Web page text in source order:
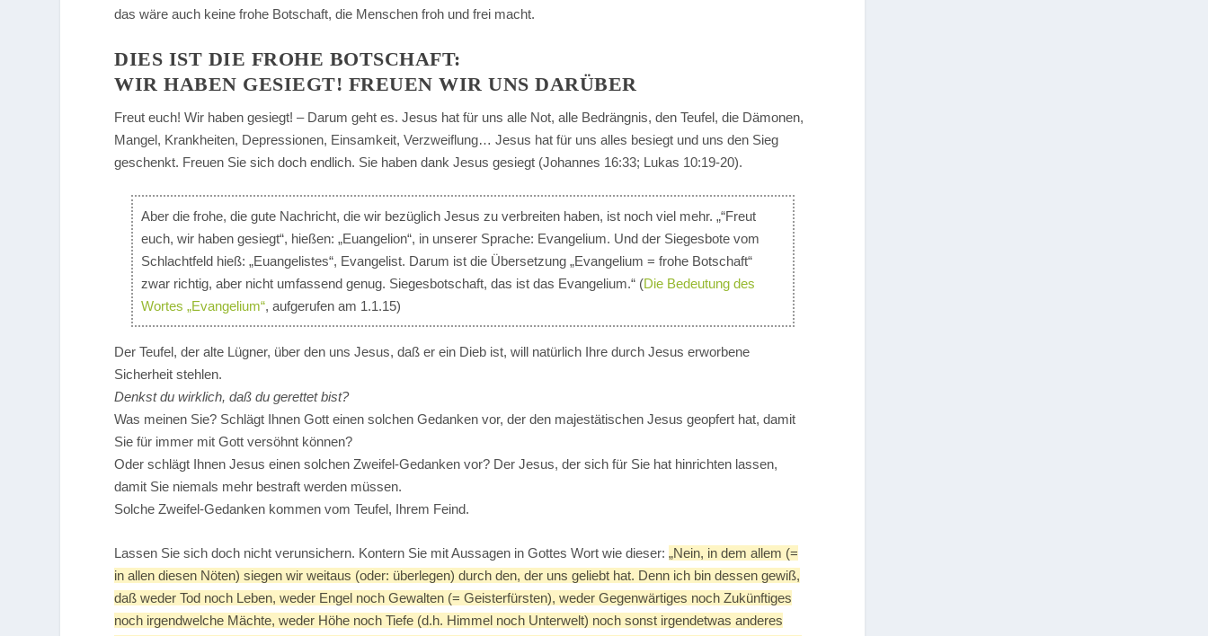
das wäre auch keine frohe Botschaft, die Menschen froh und frei macht.
DIES IST DIE FROHE BOTSCHAFT:
WIR HABEN GESIEGT! FREUEN WIR UNS DARÜBER
Freut euch! Wir haben gesiegt! – Darum geht es. Jesus hat für uns alle Not, alle Bedrängnis, den Teufel, die Dämonen,
Mangel, Krankheiten, Depressionen, Einsamkeit, Verzweiflung… Jesus hat für uns alles besiegt und uns den Sieg
geschenkt. Freuen Sie sich doch endlich. Sie haben dank Jesus gesiegt (Johannes 16:33; Lukas 10:19-20).
Aber die frohe, die gute Nachricht, die wir bezüglich Jesus zu verbreiten haben, ist noch viel mehr. „“Freut
euch, wir haben gesiegt“, hießen: „Euangelion“, in unserer Sprache: Evangelium. Und der Siegesbote vom
Schlachtfeld hieß: „Euangelistes“, Evangelist. Darum ist die Übersetzung „Evangelium = frohe Botschaft“
zwar richtig, aber nicht umfassend genug. Siegesbotschaft, das ist das Evangelium.“ (Die Bedeutung des
Wortes „Evangelium“, aufgerufen am 1.1.15)
Der Teufel, der alte Lügner, über den uns Jesus, daß er ein Dieb ist, will natürlich Ihre durch Jesus erworbene
Sicherheit stehlen.
Denkst du wirklich, daß du gerettet bist?
Was meinen Sie? Schlägt Ihnen Gott einen solchen Gedanken vor, der den majestätischen Jesus geopfert hat, damit
Sie für immer mit Gott versöhnt können?
Oder schlägt Ihnen Jesus einen solchen Zweifel-Gedanken vor? Der Jesus, der sich für Sie hat hinrichten lassen,
damit Sie niemals mehr bestraft werden müssen.
Solche Zweifel-Gedanken kommen vom Teufel, Ihrem Feind.
Lassen Sie sich doch nicht verunsichern. Kontern Sie mit Aussagen in Gottes Wort wie dieser:„Nein, in dem allem (=
in allen diesen Nöten) siegen wir weitaus (oder: überlegen) durch den, der uns geliebt hat. Denn ich bin dessen gewiß,
daß weder Tod noch Leben, weder Engel noch Gewalten (= Geisterfürsten), weder Gegenwärtiges noch Zukünftiges
noch irgendwelche Mächte, weder Höhe noch Tiefe (d.h. Himmel noch Unterwelt) noch sonst irgendetwas anderes